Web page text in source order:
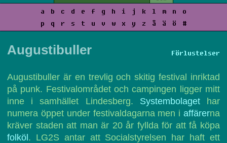
a b c d e f g h i j k l m n
o
p
q r s t u v w x y z å ä ö #
Förlustelser
Augustibuller
Augustibuller är en trevlig och skitig festival inriktad
på punk. Festivalområdet och campingen ligger mitt
inne i samhället Lindesberg. Systembolagethar
numera öppet under festivaldagarna men i affärerna
kräver staden att man är 20 år fyllda för att få köpa
folköl . LG2S antar att Socialstyrelsen har haft ett